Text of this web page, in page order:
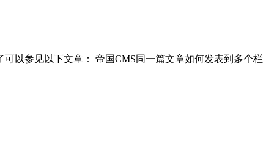
以参见以下文章： 帝国CMS同一篇文章如何发表到多个栏